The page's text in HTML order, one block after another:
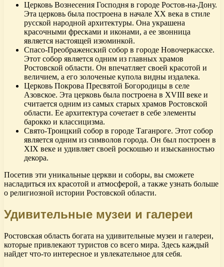
Церковь Вознесения Господня в городе Ростов-на-Дону.
Эта церковь была построена в начале XX века в стиле
русской народной архитектуры. Она украшена
красочными фресками и иконами, а ее звонница
является настоящей изюминкой.
Спасо-Преображенский собор в городе Новочеркасске.
Этот собор является одним из главных храмов
Ростовской области. Он впечатляет своей красотой и
величием, а его золоченые купола видны издалека.
Церковь Покрова Пресвятой Богородицы в селе
Азовское. Эта церковь была построена в XVIII веке и
считается одним из самых старых храмов Ростовской
области. Ее архитектура сочетает в себе элементы
барокко и классицизма.
Свято-Троицкий собор в городе Таганроге. Этот собор
является одним из символов города. Он был построен в
XIX веке и удивляет своей роскошью и изысканностью
декора.
Посетив эти уникальные церкви и соборы, вы сможете
насладиться их красотой и атмосферой, а также узнать больше
о религиозной истории Ростовской области.
Удивительные музеи и галереи
Ростовская область богата на удивительные музеи и галереи,
которые привлекают туристов со всего мира. Здесь каждый
найдет что-то интересное и увлекательное для себя.